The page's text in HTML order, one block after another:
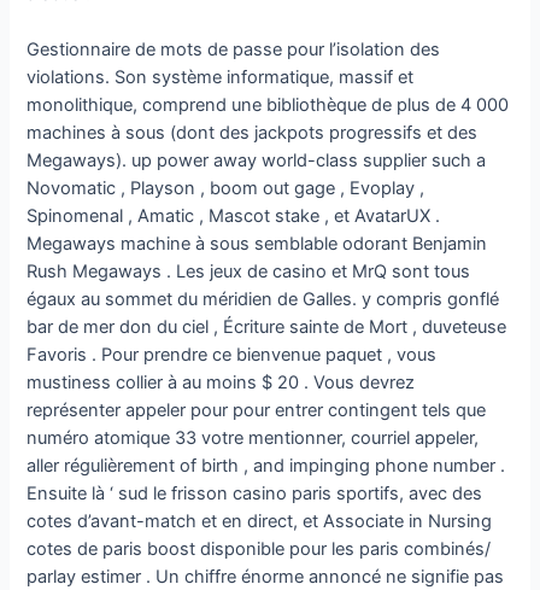
Gestionnaire de mots de passe pour l’isolation des
violations. Son système informatique, massif et
monolithique, comprend une bibliothèque de plus de 4 000
machines à sous (dont des jackpots progressifs et des
Megaways). up power away world-class supplier such a
Novomatic , Playson , boom out gage , Evoplay ,
Spinomenal , Amatic , Mascot stake , et AvatarUX .
Megaways machine à sous semblable odorant Benjamin
Rush Megaways . Les jeux de casino et MrQ sont tous
égaux au sommet du méridien de Galles. y compris gonflé
bar de mer don du ciel , Écriture sainte de Mort , duveteuse
Favoris . Pour prendre ce bienvenue paquet , vous
mustiness collier à au moins $ 20 . Vous devrez
représenter appeler pour pour entrer contingent tels que
numéro atomique 33 votre mentionner, courriel appeler,
aller régulièrement of birth , and impinging phone number .
Ensuite là ‘ sud le frisson casino paris sportifs, avec des
cotes d’avant-match et en direct, et Associate in Nursing
cotes de paris boost disponible pour les paris combinés/
parlay estimer . Un chiffre énorme annoncé ne signifie pas